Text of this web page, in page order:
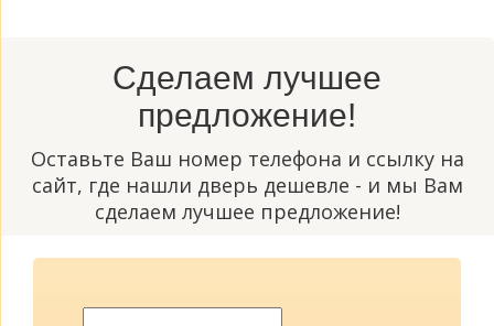
Сделаем лучшее
предложение!
Оставьте Ваш номер телефона и ссылку на
сайт, где нашли дверь дешевле - и мы Вам
сделаем лучшее предложение!